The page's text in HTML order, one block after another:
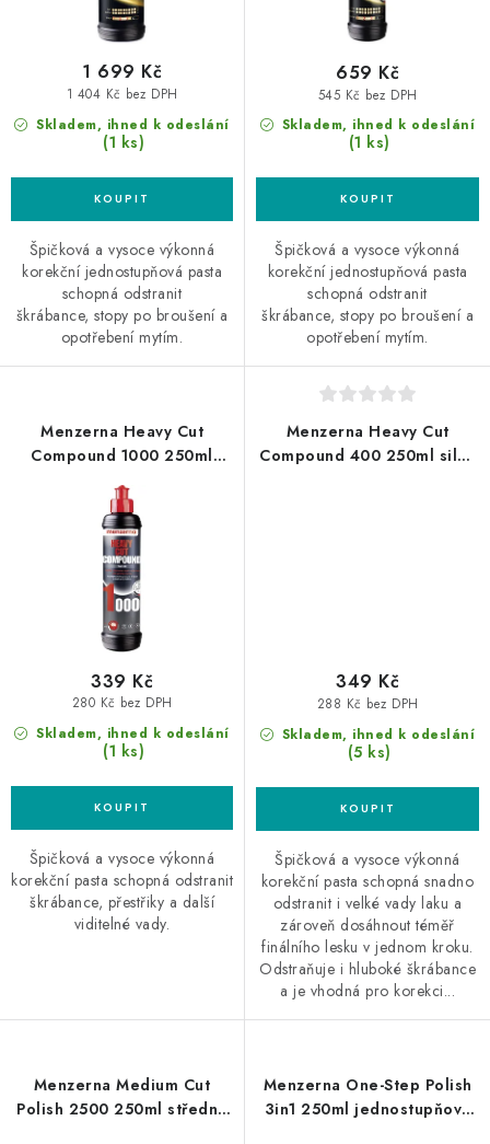
Skladem, ihned k odeslání
(1 ks)
1 404 Kč bez DPH
1 699 Kč
Špičková a vysoce výkonná
korekční jednostupňová pasta
schopná odstranit
škrábance, stopy po broušení a
opotřebení mytím.
Skladem, ihned k odeslání
(1 ks)
545 Kč bez DPH
659 Kč
Špičková a vysoce výkonná
korekční jednostupňová pasta
schopná odstranit
škrábance, stopy po broušení a
opotřebení mytím.
Menzerna Heavy Cut
Compound 1000 250ml
silná leštící pasta
Skladem, ihned k odeslání
(1 ks)
280 Kč bez DPH
339 Kč
Špičková a vysoce výkonná
korekční pasta schopná odstranit
škrábance, přestřiky a další
viditelné vady.
Menzerna Heavy Cut
Compound 400 250ml silná
Skladem, ihned k odeslání
(5 ks)
288 Kč bez DPH
349 Kč
Špičková a vysoce výkonná
korekční pasta schopná snadno
odstranit i velké vady laku a
zároveň dosáhnout téměř
finálního lesku v jednom kroku.
Odstraňuje i hluboké škrábance
a je vhodná pro korekci...
Menzerna Medium Cut
Polish 2500 250ml středně
Menzerna One-Step Polish
3in1 250ml jednostupňová